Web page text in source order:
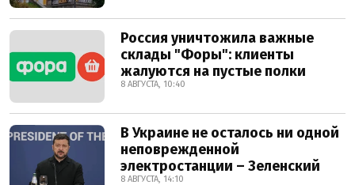
Россия уничтожила важные
склады "Форы": клиенты
жалуются на пустые полки
8 АВГУСТА, 10:40
В Украине не осталось ни одной
неповрежденной
электростанции – Зеленский
8 АВГУСТА, 14:10